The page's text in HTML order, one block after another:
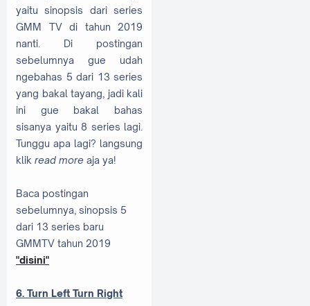
yaitu sinopsis dari series
GMM TV di tahun 2019
nanti. Di postingan
sebelumnya gue udah
ngebahas 5 dari 13 series
yang bakal tayang, jadi kali
ini gue bakal bahas
sisanya yaitu 8 series lagi.
Tunggu apa lagi? langsung
klik read more aja ya!
Baca postingan
sebelumnya, sinopsis 5
dari 13 series baru
GMMTV tahun 2019
"disini"
6. Turn Left Turn Right